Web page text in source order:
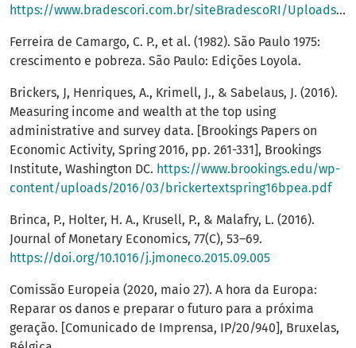
https://www.bradescori.com.br/siteBradescoRI/Uploads/ModArquivos/2166/2166_1_Proposta%20AGO_2020%20consolidada1.pdf
Ferreira de Camargo, C. P., et al. (1982). São Paulo 1975:
crescimento e pobreza. São Paulo: Edições Loyola.
Brickers, J, Henriques, A., Krimell, J., & Sabelaus, J. (2016).
Measuring income and wealth at the top using
administrative and survey data. [Brookings Papers on
Economic Activity, Spring 2016, pp. 261-331], Brookings
Institute, Washington DC. https://www.brookings.edu/wp-
content/uploads/2016/03/brickertextspring16bpea.pdf
Brinca, P., Holter, H. A., Krusell, P., & Malafry, L. (2016).
Journal of Monetary Economics, 77(C), 53–69.
https://doi.org/10.1016/j.jmoneco.2015.09.005
Comissão Europeia (2020, maio 27). A hora da Europa:
Reparar os danos e preparar o futuro para a próxima
geração. [Comunicado de Imprensa, IP/20/940], Bruxelas,